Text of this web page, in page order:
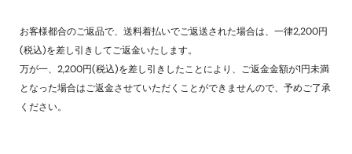
お客様都合のご返品で、送料着払いでご返送された場合は、一律2,200円
(税込)を差し引きしてご返金いたします。
万が一、2,200円(税込)を差し引きしたことにより、ご返金金額が1円未満
となった場合はご返金させていただくことができませんので、予めご了承
ください。